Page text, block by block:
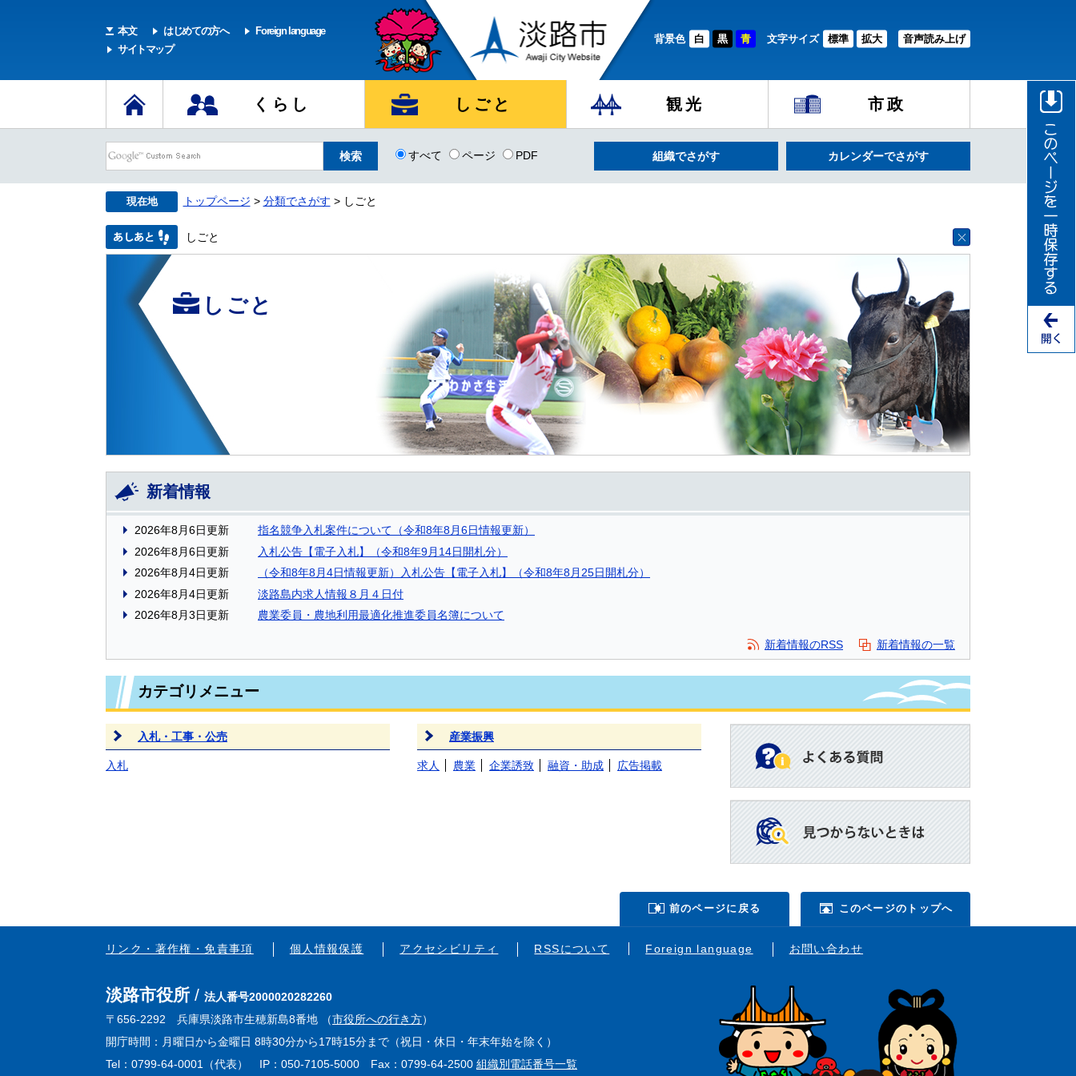
本文 はじめての方へ
Foreign language
サイトマップ
背景色 白 黒 青 文字サイズ 標準 拡大 音声読み上げ
くらし しごと 観光 市政
すべて ページ PDF 組織でさがす カレンダーでさがす
現在地 トップページ > 分類でさがす > しごと
しごと
しごと
新着情報
2026年8月6日更新
指名競争入札案件について（令和8年8月6日情報更新）
2026年8月6日更新
入札公告【電子入札】（令和8年9月14日開札分）
2026年8月4日更新
（令和8年8月4日情報更新）入札公告【電子入札】（令和8年8月25日開札分）
2026年8月4日更新
淡路島内求人情報８月４日付
2026年8月3日更新
農業委員・農地利用最適化推進委員名簿について
新着情報のRSS 新着情報の一覧
カテゴリメニュー
入札・工事・公売
入札
産業振興
求人 農業 企業誘致 融資・助成 広告掲載
前のページに戻る このページのトップへ
リンク・著作権・免責事項 個人情報保護 アクセシビリティ RSSについて Foreign language お問い合わせ
淡路市役所
法人番号2000020282260
〒656-2292 兵庫県淡路市生穂新島8番地 （市役所への行き方）
開庁時間：月曜日から金曜日 8時30分から17時15分まで（祝日・休日・年末年始を除く）
Tel：0799-64-0001（代表） IP：050-7105-5000 Fax：0799-64-2500 組織別電話番号一覧